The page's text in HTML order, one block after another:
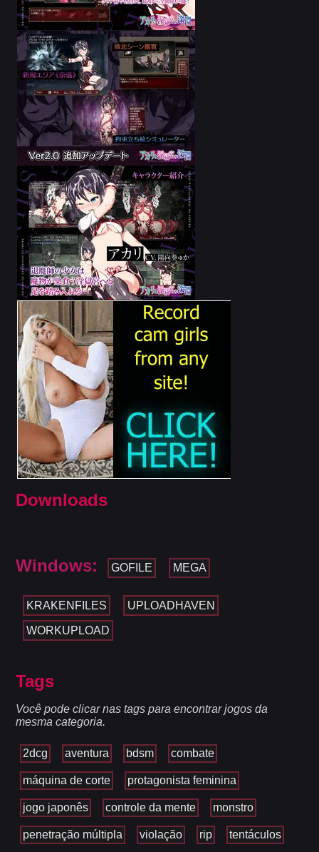
Downloads
Windows: GOFILE MEGA
KRAKENFILES UPLOADHAVEN
WORKUPLOAD
Tags
Você pode clicar nas tags para encontrar jogos da
mesma categoria.
2dcg aventura bdsm combate
máquina de corte protagonista feminina
jogo japonês controle da mente monstro
penetração múltipla violação rip tentáculos